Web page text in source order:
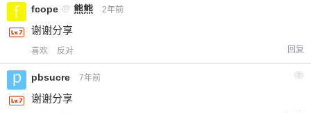
fcope @ 熊熊 2年前
谢谢分享
喜欢 反对 回复
pbsucre 7年前 7
谢谢分享